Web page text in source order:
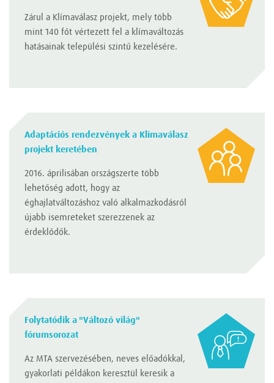
Zárul a Klímaválasz projekt, mely több
mint 140 főt vértezett fel a klímaváltozás
hatásainak települési szintű kezelésére.
Adaptációs rendezvények a Klímaválasz
projekt keretében
2016. áprilisában országszerte több
lehetőség adott, hogy az
éghajlatváltozáshoz való alkalmazkodásról
újabb isemreteket szerezzenek az
érdeklődők.
Folytatódik a "Változó világ"
fórumsorozat
Az MTA szervezésében, neves előadókkal,
gyakorlati példákon keresztül keresik a